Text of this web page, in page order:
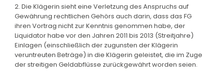
2. Die Klägerin sieht eine Verletzung des Anspruchs auf
Gewährung rechtlichen Gehörs auch darin, dass das FG
ihren Vortrag nicht zur Kenntnis genommen habe, der
Liquidator habe vor den Jahren 2011 bis 2013 (Streitjahre)
Einlagen (einschließlich der zugunsten der Klägerin
veruntreuten Beträge) in die Klägerin geleistet, die im Zuge
der streitigen Geldabflüsse zurückgewährt worden seien.